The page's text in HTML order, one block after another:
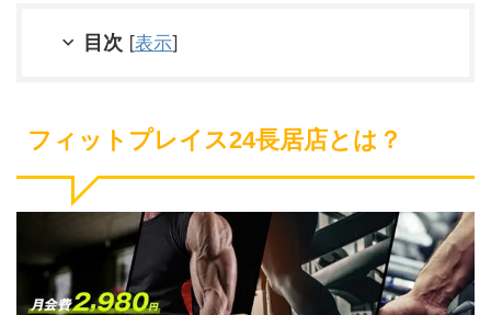
目次 [表示]
フィットプレイス24長居店とは？